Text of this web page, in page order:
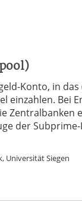
Konto, in
einzahlen. Bei
Zentralbanken
der
Universität Siegen